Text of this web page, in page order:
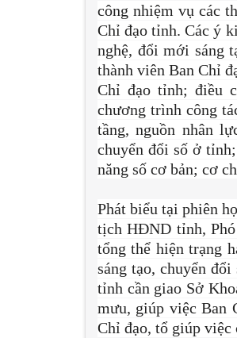
công nhiệm vụ các
Chỉ đạo tỉnh. Các ý
nghệ, đổi mới sáng
thành viên Ban Chỉ
Chỉ đạo tỉnh; điều
chương trình công
tầng, nguồn nhân
chuyển đổi số ở
năng số cơ bản; cơ
Phát biểu tại phiên
tịch HĐND tỉnh, Phó
tổng thể hiện trạng
sáng tạo, chuyển
tỉnh cần giao Sở
mưu, giúp việc Ban
Chỉ đạo, tổ giúp việc